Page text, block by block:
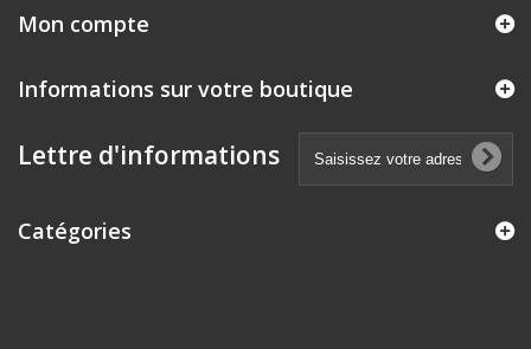
Mon compte
Informations sur votre boutique
Lettre d'informations
Catégories